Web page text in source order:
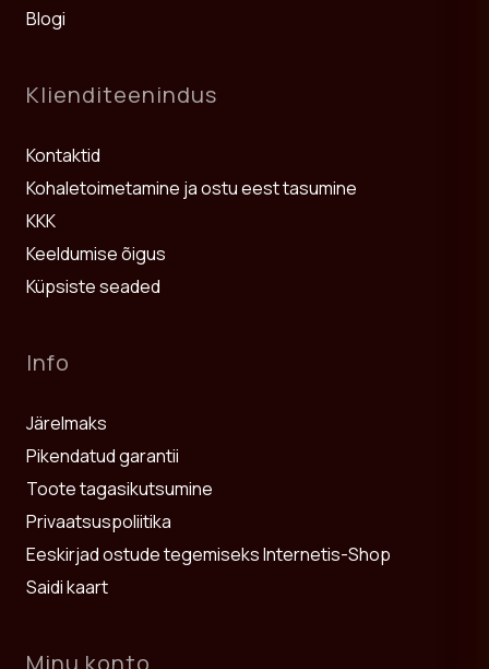
Blogi
Klienditeenindus
Kontaktid
Kohaletoimetamine ja ostu eest tasumine
KKK
Keeldumise õigus
Küpsiste seaded
Info
Järelmaks
Pikendatud garantii
Toote tagasikutsumine
Privaatsuspoliitika
Eeskirjad ostude tegemiseks Internetis-Shop
Saidi kaart